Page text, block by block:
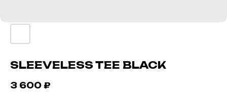
SLEEVELESS TEE BLACK
3 600 ₽